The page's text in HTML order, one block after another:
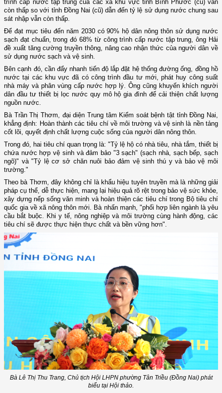
trình cấp nước tập trung của các xã khu vực tỉnh Bình Phước (cũ) vẫn
còn thấp so với tỉnh Đồng Nai (cũ) dẫn đến tỷ lệ sử dụng nước chung sau
sát nhập vẫn còn thấp.
Để đạt mục tiêu đến năm 2030 có 90% hộ dân nông thôn sử dụng nước
sạch đạt chuẩn, trong đó 68% từ công trình cấp nước tập trung, ông Hải
đề xuất tăng cường truyền thông, nâng cao nhận thức của người dân về
sử dụng nước sạch và vệ sinh.
Bên cạnh đó, cần đẩy nhanh tiến độ lắp đặt hệ thống đường ống, đồng hồ
nước tại các khu vực đã có công trình đầu tư mới, phát huy công suất
nhà máy và phân vùng cấp nước hợp lý. Ông cũng khuyến khích người
dân đầu tư thiết bị lọc nước quy mô hộ gia đình để cải thiện chất lượng
nguồn nước.
Bà Trần Thị Thơm, đại diện Trung tâm Kiểm soát bệnh tật tỉnh Đồng Nai,
khẳng định: Hoàn thành các tiêu chí về môi trường và vệ sinh là nền tảng
cốt lõi, quyết định chất lượng cuộc sống của người dân nông thôn.
Trong đó, hai tiêu chí quan trọng là: "Tỷ lệ hộ có nhà tiêu, nhà tắm, thiết bị
chứa nước hợp vệ sinh và đảm bảo "3 sạch" (sạch nhà, sạch bếp, sạch
ngõ)" và "Tỷ lệ cơ sở chăn nuôi bảo đảm vệ sinh thú y và bảo vệ môi
trường."
Theo bà Thơm, đây không chỉ là khẩu hiệu tuyên truyền mà là những giải
pháp cụ thể, dễ thực hiện, mang lại hiệu quả rõ rệt trong bảo vệ sức khỏe,
xây dựng nếp sống văn minh và hoàn thiện các tiêu chí trong Bộ tiêu chí
quốc gia về xã nông thôn mới. Bà nhấn mạnh, "phối hợp liên ngành là yêu
cầu bắt buộc. Khi y tế, nông nghiệp và môi trường cùng hành động, các
tiêu chí sẽ được thực hiện thực chất và bền vững hơn".
Bà Lê Thị Thu Trang, Chủ tịch Hội LHPN phường Tân Triều (Đồng Nai) phát
biểu tại Hội thảo.